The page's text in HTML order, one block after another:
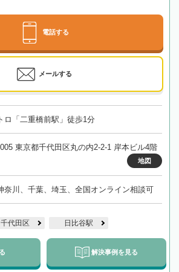
電話する
メールする
ロ「二重橋前駅」徒歩1分
東京都千代田区丸の内2-2-1 岸本ビル4階
地図
奈川、千葉、埼玉、全国オンライン相談可
千代田区 日比谷駅
解決事例を見る